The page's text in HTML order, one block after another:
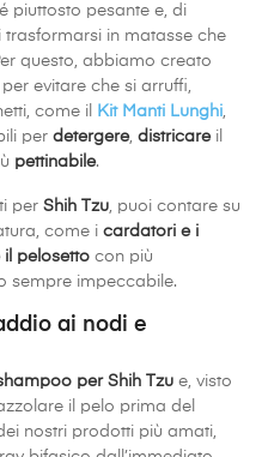
piuttosto pesante e, di
in matasse che
questo, abbiamo creato
evitare che si arruffi,
come il
Kit Manti Lunghi
per detergere, districareil
pettinabile.
per Shih Tzu , puoi contare su
come i cardatori e i
pelosetto con più
sempre impeccabile.
ai nodi e
per Shih Tzu e, visto
il pelo prima del
nostri prodotti più amati,